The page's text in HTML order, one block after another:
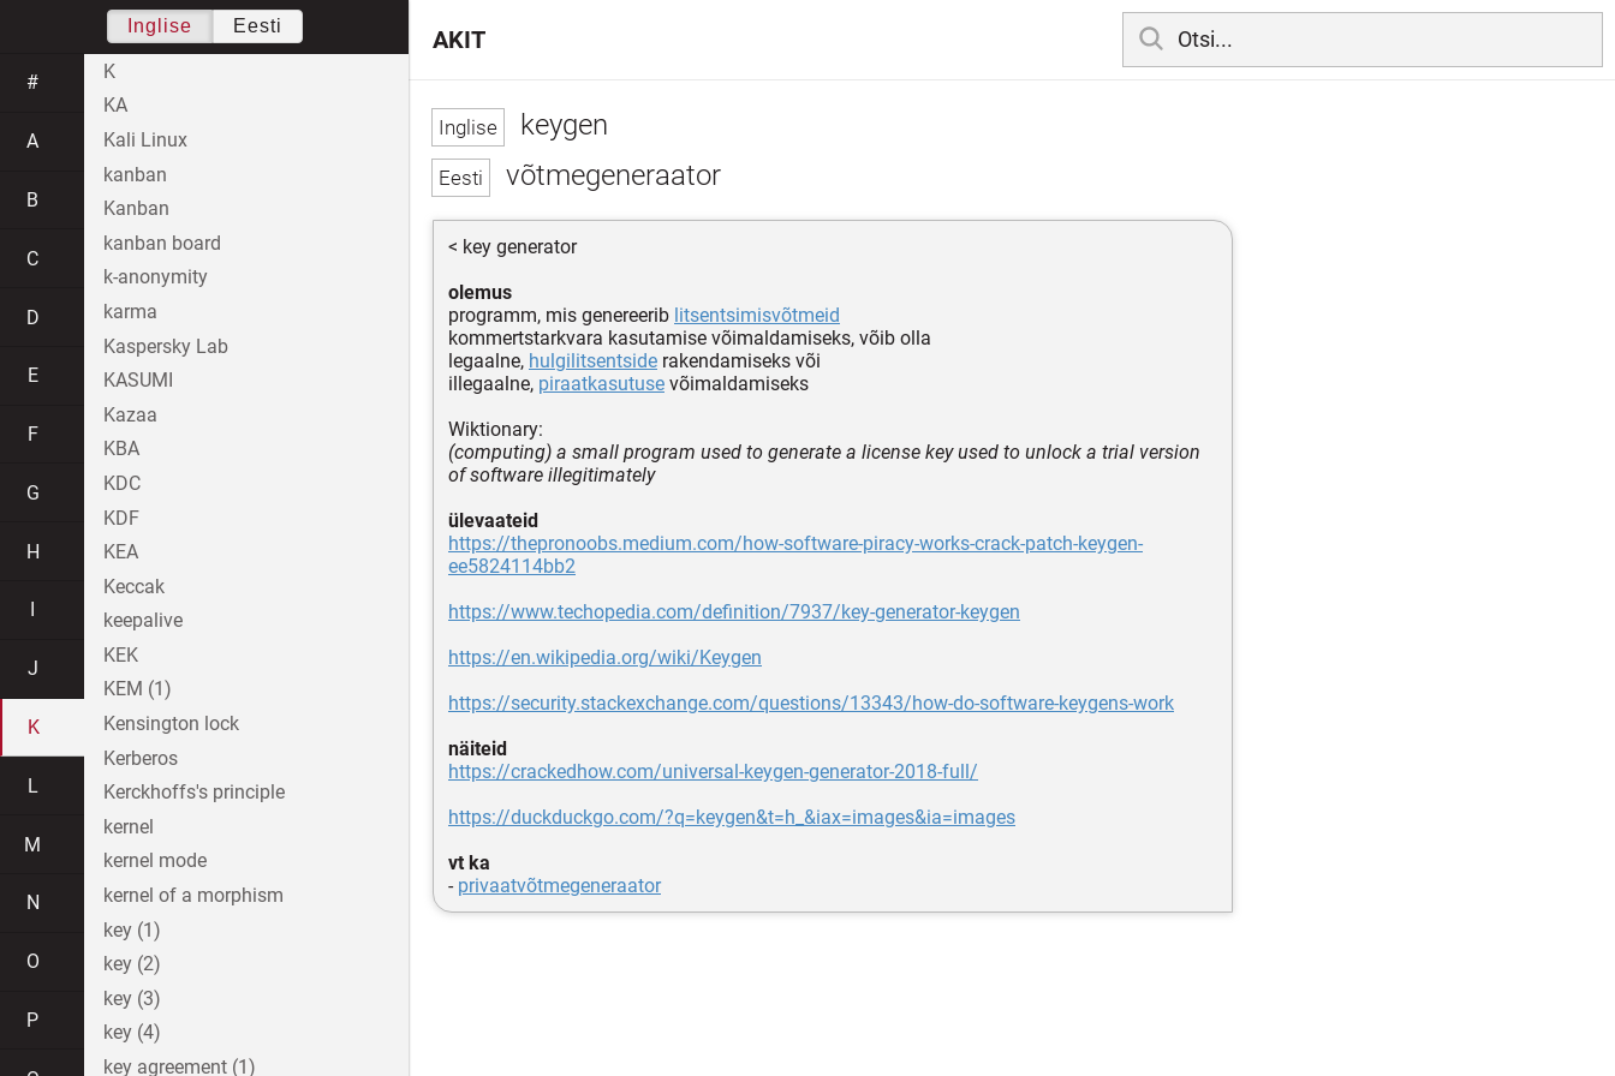
keygen
võtmegeneraator
< key generator
olemus
programm, mis genereerib litsentsimisvõtmeid
kommertstarkvara kasutamise võimaldamiseks, võib olla
legaalne, hulgilitsentside rakendamiseks või
illegaalne, piraatkasutuse võimaldamiseks
Wiktionary:
(computing) a small program used to generate a license key used to unlock a trial version
of software illegitimately
ülevaateid
https://thepronoobs.medium.com/how-software-piracy-works-crack-patch-keygen-
ee5824114bb2
https://www.techopedia.com/definition/7937/key-generator-keygen
https://en.wikipedia.org/wiki/Keygen
https://security.stackexchange.com/questions/13343/how-do-software-keygens-work
näiteid
https://crackedhow.com/universal-keygen-generator-2018-full/
https://duckduckgo.com/?q=keygen&t=h_&iax=images&ia=images
vt ka
- privaatvõtmegeneraator
AKIT
Inglise Eesti
#
A
B
C
D
E
F
G
H
J
K
L
M
N
O
P
K
KA
Kali Linux
kanban
Kanban
kanban board
k-anonymity
karma
Kaspersky Lab
KASUMI
Kazaa
KBA
KDC
KDF
KEA
Keccak
keepalive
KEK
KEM (1)
Kensington lock
Kerberos
Kerckhoffs's principle
kernel
kernel mode
kernel of a morphism
key (1)
key (2)
key (3)
key (4)
key agreement (1)